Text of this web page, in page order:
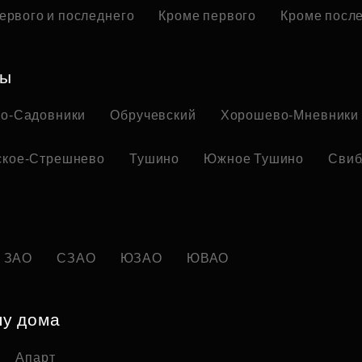
и последнего Кроме первого Кроме
Садовники Обручевский Хорошево-Мневники
Стрешнево Тушино Южное Тушино
ЗАО СЗАО ЮЗАО ЮВАО
дома
Апарт